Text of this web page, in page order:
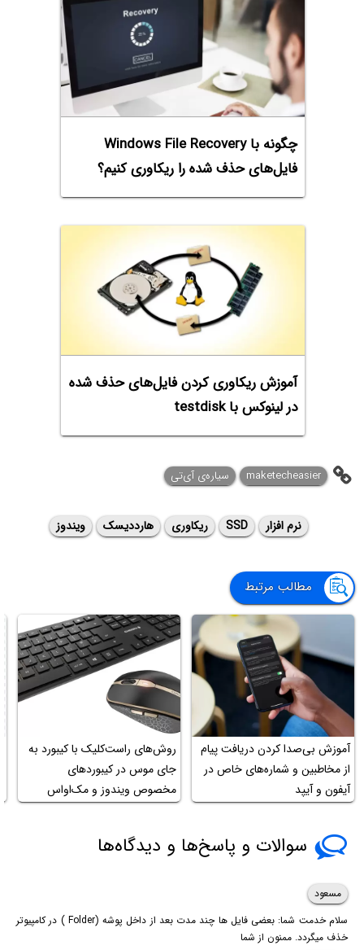
چگونه با Windows File Recovery
فایل‌های حذف شده را ریکاوری کنیم؟
آموزش ریکاوری کردن فایل‌های حذف شده
در لینوکس با testdisk
maketecheasier سیاره‌ی آی‌تی
نرم افزار SSD ریکاوری هارددیسک ویندوز
مطالب مرتبط
آموزش بی‌صدا کردن دریافت پیام
از مخاطبین و شماره‌های خاص در
آیفون و آیپد
روش‌های راست‌کلیک با کیبورد به
جای موس در کیبوردهای
مخصوص ویندوز و مک‌او‌اس
سوالات و پاسخ‌ها و دیدگاه‌ها
مسعود
سلام خدمت شما: بعضی فایل ها چند مدت بعد از داخل پوشه (Folder ) در کامپیوتر
خذف میگردد. ممنون از شما